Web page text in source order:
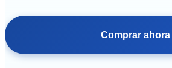
Comprar ahora